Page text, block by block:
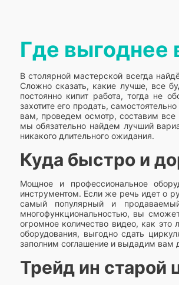
Где выгоднее
В столярной мастерской всегда
Сложно сказать, какие лучше, все
постоянно кипит работа, тогда не
захотите его продать,
вам, проведем осмотр, составим
мы обязательно найдем лучший
никакого длительного ожидания.
Куда быстро и
Мощное и профессиональное
инструментом. Если же речь идет о
самый популярный и
многофункциональностью, вы
огромное количество видео, как
оборудования, выгодно сдать
заполним соглашение и выдадим вам
Трейд ин старой